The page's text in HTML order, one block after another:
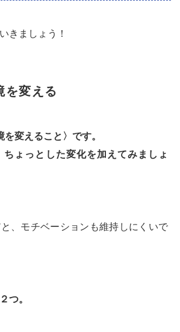
きましょう！
変える
変えること〉です。
ちょっとした変化を加えてみましょ
、モチベーションも維持しにくいで
つ。